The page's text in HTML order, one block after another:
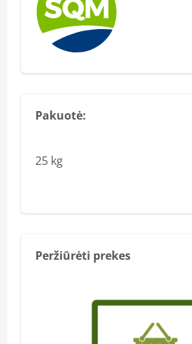
Pakuotė:
25 kg
Peržiūrėti prekes